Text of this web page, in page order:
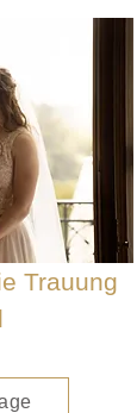
Trauung